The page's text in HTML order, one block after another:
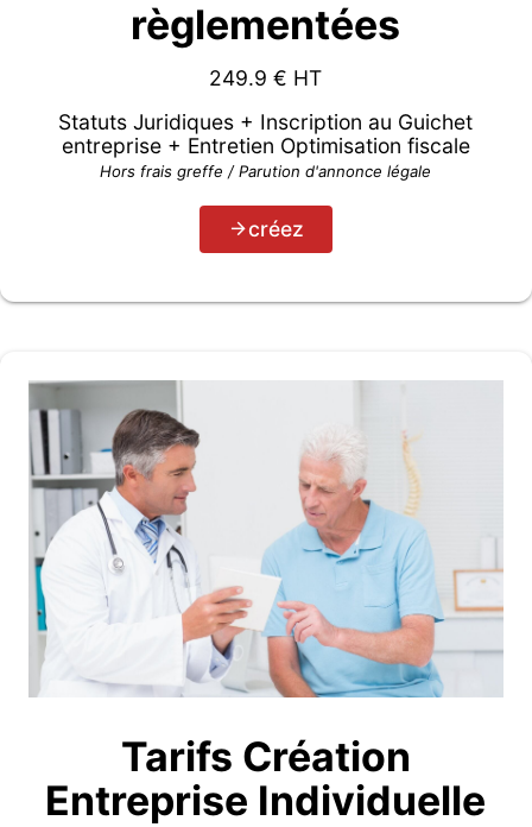
règlementées
249.9 € HT
Statuts Juridiques + Inscription au Guichet
entreprise + Entretien Optimisation fiscale
Hors frais greffe / Parution d'annonce légale
créez
Tarifs Création
Entreprise Individuelle